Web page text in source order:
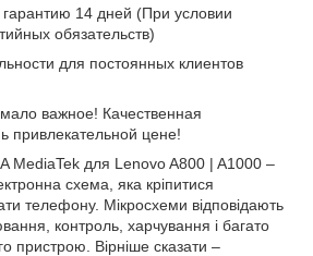
14 дней (При условии
обязательств)
для постоянных клиентов
важное! Качественная
привлекательной цене!
MediaTek для Lenovo A800 | A1000 –
схема, яка кріпитися
телефону. Мікросхеми відповідають
контроль, харчування і багато
пристрою. Вірніше сказати –